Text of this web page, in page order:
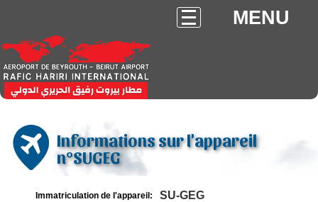
MENU
Informations sur l'appareil
n°SUGEG
Immatriculation de l'appareil: SU-GEG